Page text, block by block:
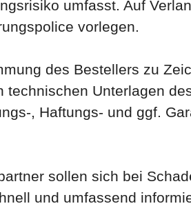
umfasst. Auf
vorlegen.
des Bestellers zu
technischen Unterlagen
, Haftungs- und ggf.
sollen sich bei
und umfassend